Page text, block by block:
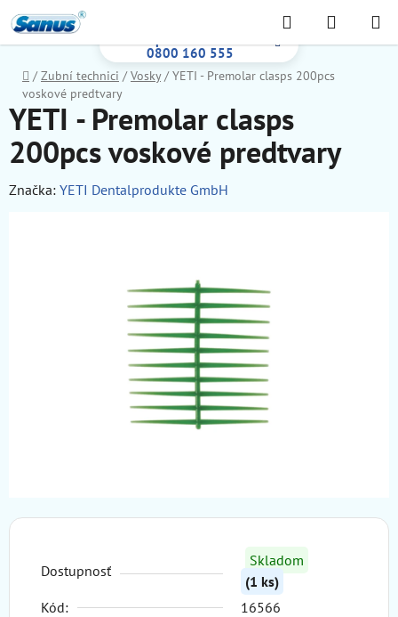
na
obsah
0800 160 555
Hľadať
KOŠÍK
Domov
/ Zubní technici / Vosky / YETI - Premolar clasps 200pcs
voskové predtvary
Dostupnosť
Skladom
(1 ks)
Kód:
16566
YETI - Premolar clasps
200pcs voskové predtvary
Značka: YETI Dentalprodukte GmbH